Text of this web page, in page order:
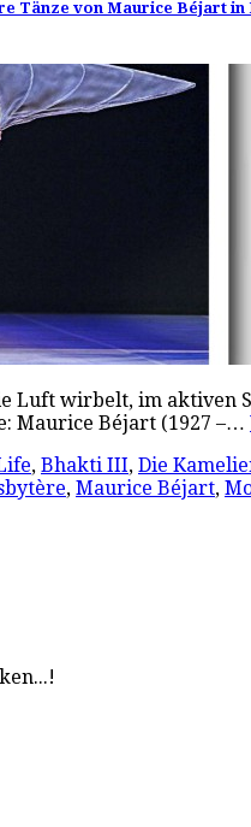
Tänze von Maurice Béjart in
Luft wirbelt, im aktiven
Maurice Béjart (1927 –…
, Bhakti III, Die
, Maurice Béjart,